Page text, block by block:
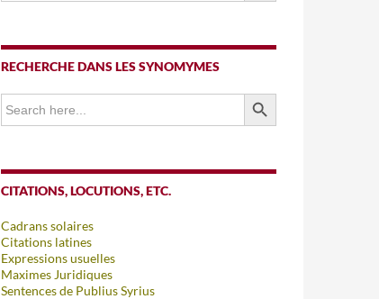
RECHERCHE DANS LES SYNOMYMES
Search
for:
SEARCH BUTTON
CITATIONS, LOCUTIONS, ETC.
Cadrans solaires
Citations latines
Expressions usuelles
Maximes Juridiques
Sentences de Publius Syrius